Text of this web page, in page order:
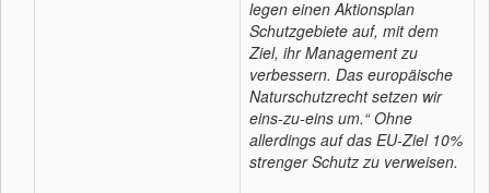
legen einen Aktionsplan
Schutzgebiete auf, mit dem
Ziel, ihr Management zu
verbessern. Das europäische
Naturschutzrecht setzen wir
eins-zu-eins um.“ Ohne
allerdings auf das EU-Ziel 10%
strenger Schutz zu verweisen.